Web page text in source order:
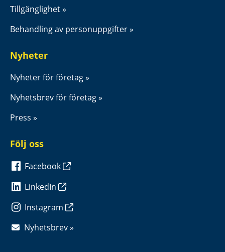
Tillgänglighet
Behandling av personuppgifter
Nyheter
Nyheter för företag
Nyhetsbrev för företag
Press
Följ oss
Facebook
LinkedIn
Instagram
Nyhetsbrev